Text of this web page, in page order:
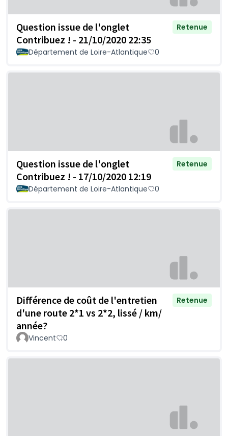
Question issue de l'onglet
Contribuez ! - 21/10/2020 22:35
Retenue
Département de Loire-Atlantique 0
Question issue de l'onglet
Contribuez ! - 17/10/2020 12:19
Retenue
Département de Loire-Atlantique 0
Différence de coût de l'entretien
d'une route 2*1 vs 2*2, lissé / km/
année?
Retenue
Vincent 0